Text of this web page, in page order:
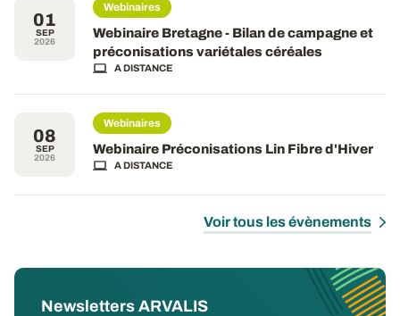
01
SEP
2026
Webinaires
Webinaire Bretagne - Bilan de campagne et
préconisations variétales céréales
A DISTANCE
08
SEP
2026
Webinaires
Webinaire Préconisations Lin Fibre d'Hiver
A DISTANCE
Voir tous les évènements
Newsletters ARVALIS